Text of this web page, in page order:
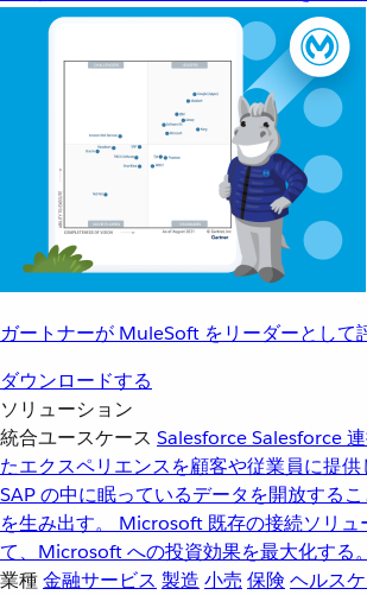
ガートナーが MuleSoft をリーダーとして
ダウンロードする
ソリューション
統合ユースケース SalesforceSalesforce
たエクスペリエンスを顧客や従業員に提供
SAP の中に眠っているデータを開放する
を生み出す。
Microsoft 既存の接続ソリュ
て、Microsoft への投資効果を最大化する。
業種金融サービス 製造 小売 保険 ヘルス